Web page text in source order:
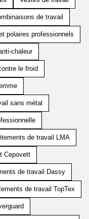
de travail
polaires professionnels
chaleur
le froid
sans métal
de travail LMA
Cepovett
de travail Dassy
de travail TopTex